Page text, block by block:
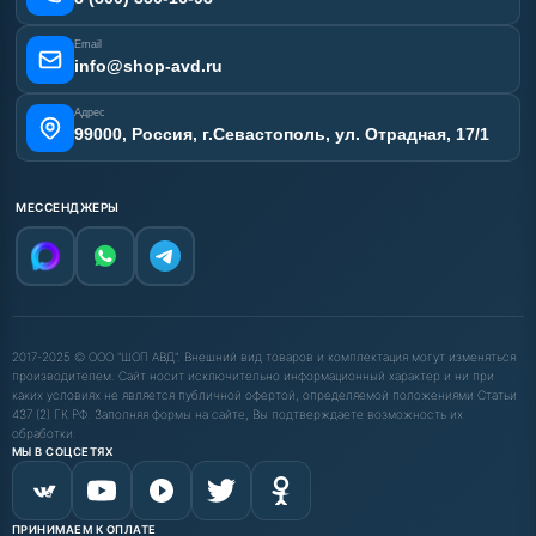
Email
info@shop-avd.ru
Адрес
99000, Россия, г.Севастополь, ул. Отрадная, 17/1
МЕССЕНДЖЕРЫ
2017-2025 © ООО "ШОП АВД". Внешний вид товаров и комплектация могут изменяться
производителем. Сайт носит исключительно информационный характер и ни при
каких условиях не является публичной офертой, определяемой положениями Статьи
437 (2) ГК РФ. Заполняя формы на сайте, Вы подтверждаете возможность их
обработки.
МЫ В СОЦСЕТЯХ
ПРИНИМАЕМ К ОПЛАТЕ